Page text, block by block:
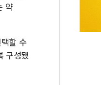
약
할 수
구성됐